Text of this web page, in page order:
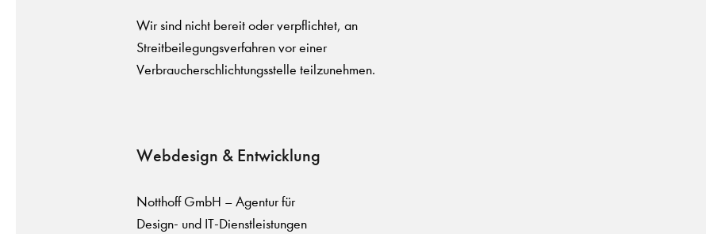
Wir sind nicht bereit oder verpflichtet, an
Streitbeilegungsverfahren vor einer
Verbraucherschlichtungsstelle teilzunehmen.
Webdesign & Entwicklung
Notthoff GmbH – Agentur für
Design- und IT-Dienstleistungen